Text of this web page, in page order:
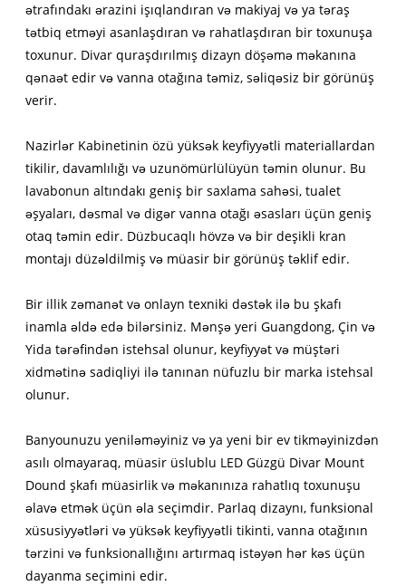
ətrafındakı ərazini işıqlandıran və makiyaj və ya təraş
tətbiq etməyi asanlaşdıran və rahatlaşdıran bir toxunuşa
toxunur. Divar quraşdırılmış dizayn döşəmə məkanına
qənaət edir və vanna otağına təmiz, səliqəsiz bir görünüş
verir.
Nazirlər Kabinetinin özü yüksək keyfiyyətli materiallardan
tikilir, davamlılığı və uzunömürlülüyün təmin olunur. Bu
lavabonun altındakı geniş bir saxlama sahəsi, tualet
əşyaları, dəsmal və digər vanna otağı əsasları üçün geniş
otaq təmin edir. Düzbucaqlı hövzə və bir deşikli kran
montajı düzəldilmiş və müasir bir görünüş təklif edir.
Bir illik zəmanət və onlayn texniki dəstək ilə bu şkafı
inamla əldə edə bilərsiniz. Mənşə yeri Guangdong, Çin və
Yida tərəfindən istehsal olunur, keyfiyyət və müştəri
xidmətinə sadiqliyi ilə tanınan nüfuzlu bir marka istehsal
olunur.
Banyounuzu yeniləməyiniz və ya yeni bir ev tikməyinizdən
asılı olmayaraq, müasir üslublu LED Güzgü Divar Mount
Dound şkafı müasirlik və məkanınıza rahatlıq toxunuşu
əlavə etmək üçün əla seçimdir. Parlaq dizaynı, funksional
xüsusiyyətləri və yüksək keyfiyyətli tikinti, vanna otağının
tərzini və funksionallığını artırmaq istəyən hər kəs üçün
dayanma seçimini edir.